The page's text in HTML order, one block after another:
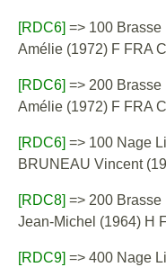
[RDC6] => 100 Brasse
Amélie (1972) F FRA
[RDC6] => 200 Brasse
Amélie (1972) F FRA
[RDC6] => 100 Nage
BRUNEAU Vincent
[RDC8] => 200 Brasse
Jean-Michel (1964) H
[RDC9] => 400 Nage